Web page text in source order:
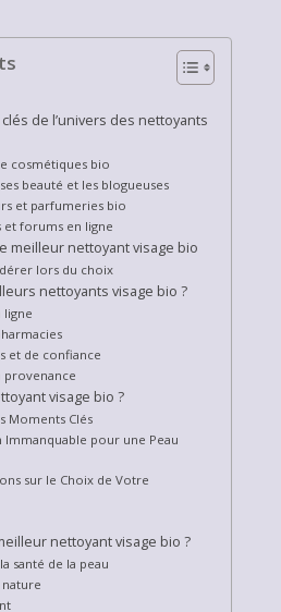
de l’univers des nettoyants
cosmétiques bio
beauté et les blogueuses
et parfumeries bio
et forums en ligne
meilleur nettoyant visage bio
lors du choix
nettoyants visage bio ?
ligne
et de confiance
provenance
visage bio ?
Moments Clés
Immanquable pour une Peau
sur le Choix de Votre
nettoyant visage bio ?
santé de la peau
nature